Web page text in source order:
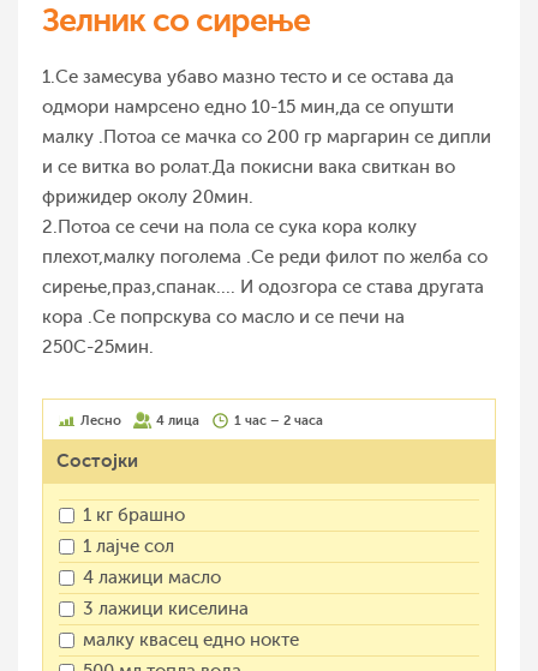
Зелник со сирење
1.Се замесува убаво мазно тесто и се остава да
одмори намрсено едно 10-15 мин,да се опушти
малку .Потоа се мачка со 200 гр маргарин се дипли
и се витка во ролат.Да покисни вака свиткан во
фрижидер околу 20мин.
2.Потоа се сечи на пола се сука кора колку
плехот,малку поголема .Се реди филот по желба со
сирење,праз,спанак.... И одозгора се става другата
кора .Се попрскува со масло и се печи на
250С-25мин.
Лесно 4 лица 1 час – 2 часа
Состојки
1 кг брашно
1 лајче сол
4 лажици масло
3 лажици киселина
малку квасец едно нокте